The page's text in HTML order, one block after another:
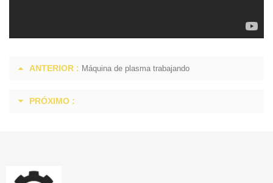
ANTERIOR : Máquina de plasma trabajando
PRÓXIMO :